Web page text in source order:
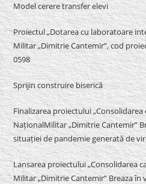
Model cerere transfer elevi
Proiectul „Dotarea cu laboratoare
Militar „Dimitrie Cantemir”, cod
0598
Sprijin construire biserică
Finalizarea proiectului
NaționalMilitar „Dimitrie Cantemir”
situației de pandemie generată de
Lansarea proiectului „Consolidarea
Militar „Dimitrie Cantemir” Breaza